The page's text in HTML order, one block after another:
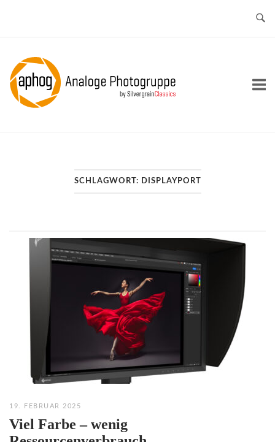
Home
SCHLAGWORT: DISPLAYPORT
19. FEBRUAR 2025
Viel Farbe – wenig